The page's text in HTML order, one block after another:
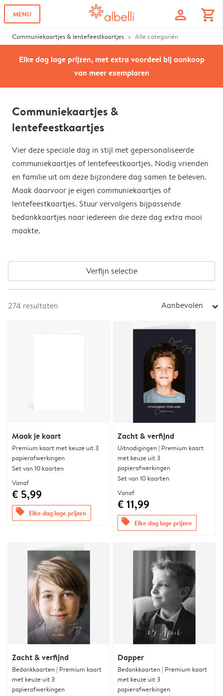
MENU profile shopping_cart
Communiekaartjes & lentefeestkaartjes Alle categoriën
Elke dag lage prijzen, met extra voordeel bij aankoop
van meer exemplaren
Communiekaartjes &
lentefeestkaartjes
Vier deze speciale dag in stijl met gepersonaliseerde
communiekaartjes of lentefeestkaartjes. Nodig vrienden
en familie uit om deze bijzondere dag samen te beleven.
Maak daarvoor je eigen communiekaartjes of
lentefeestkaartjes. Stuur vervolgens bijpassende
bedankkaartjes naar iedereen die deze dag extra mooi
maakte.
Verfijn selectie
274 resultaten Aanbevolen arrow_right
Maak je kaart
Premium kaart met keuze uit 3
papierafwerkingen
Set van 10 kaarten
Vanaf
€ 5,99
offers Elke dag lage prijzen
Zacht & verfijnd
Uitnodigingen | Premium kaart
met keuze uit 3
papierafwerkingen
Set van 10 kaarten
Vanaf
€ 11,99
offers Elke dag lage prijzen
Zacht & verfijnd
Bedankkaarten | Premium kaart
met keuze uit 3
papierafwerkingen
Dapper
Bedankkaarten | Premium kaart
met keuze uit 3
papierafwerkingen